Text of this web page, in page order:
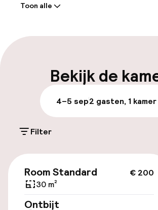
Vroeg inchecken mogelijk
Meertalige medewerkers
Bagageruimte
Parkeergelegenheid op
(buiten)
Toon alle
Bekijk de
4–5 sep2 gasten, 1 kamer
Filter
€ 200
Room Standard
30 m²
Ontbijt